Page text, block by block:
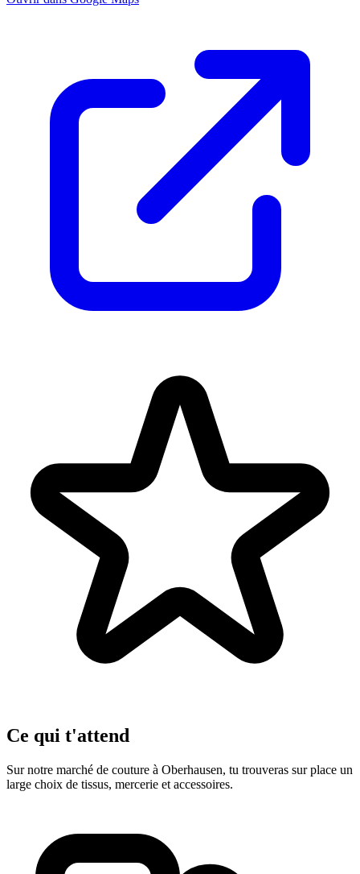
Ce qui t'attend
Sur notre marché de couture à Oberhausen, tu trouveras sur place un
large choix de tissus, mercerie et accessoires.